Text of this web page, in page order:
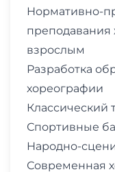
Нормативно-
преподавания
взрослым
Разработка
хореографии
Классический
Спортивные
Народно-
Современная